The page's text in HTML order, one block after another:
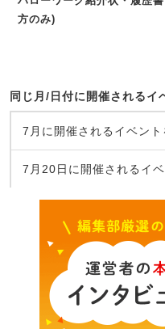
方のみ)
同じ月/日付に開催されるイ
7月に開催されるイベント
7月20日に開催されるイ